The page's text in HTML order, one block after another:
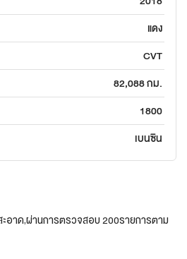
แดง
CVT
82,088 กม.
1800
เบนซิน
อาด,ผ่านการตรวจสอบ 200รายการตาม